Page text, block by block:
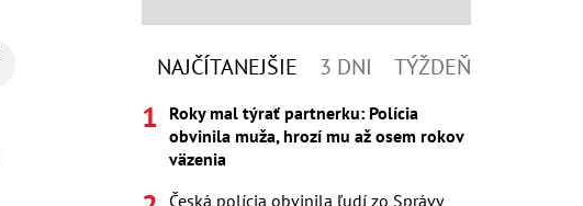
NAJČÍTANEJŠIE 3 DNI TÝŽDEŇ
Roky mal týrať partnerku: Polícia
obvinila muža, hrozí mu až osem rokov
väzenia
Česká polícia obvinila ľudí zo Správy